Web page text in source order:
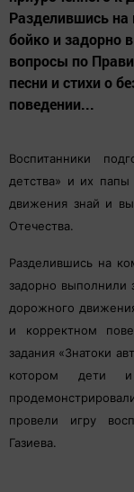
Разделившись
бойко и задорно
вопросы по
песни и стихи о
поведении...
Воспитанники
детства» и их папы
движения знай и
Отечества.
Разделившись на
задорно выполнили
дорожного
и корректном
задания «Знатоки
котором дети и
провели игру
Газиева.